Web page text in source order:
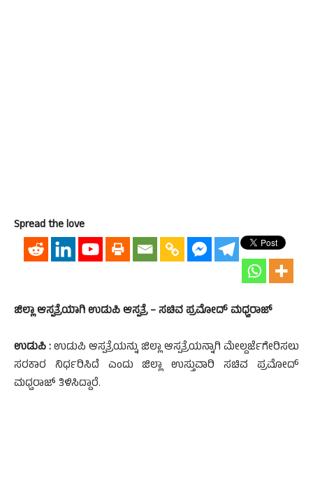
Spread the love
ಜಿಲ್ಲಾ ಆಸ್ಪತ್ರೆಯಾಗಿ ಉಡುಪಿ ಆಸ್ಪತ್ರೆ – ಸಚಿವ ಪ್ರಮೋದ್ ಮಧ್ವರಾಜ್
ಉಡುಪಿ :ಉಡುಪಿ ಆಸ್ಪತ್ರೆಯನ್ನು ಜಿಲ್ಲಾ ಆಸ್ಪತ್ರೆಯನ್ನಾಗಿ ಮೇಲ್ದರ್ಜೆಗೇರಿಸಲು
ಸರಕಾರ ನಿರ್ಧರಿಸಿದೆ ಎಂದು ಜಿಲ್ಲಾ ಉಸ್ತುವಾರಿ ಸಚಿವ ಪ್ರಮೋದ್
ಮಧ್ವರಾಜ್ ತಿಳಿಸಿದ್ದಾರೆ.